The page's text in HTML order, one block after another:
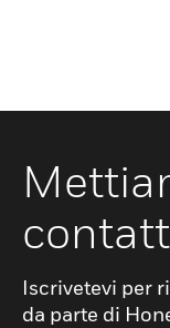
Iscrivetevi per
da parte di